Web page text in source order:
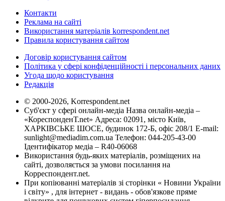
Контакти
Реклама на сайті
Використання матеріалів korrespondent.net
Правила користування сайтом
Договір користування сайтом
Політика у сфері конфіденційності і персональних даних
Угода щодо користування
Редакція
© 2000-2026, Korrespondent.net
Суб'єкт у сфері онлайн-медіа Назва онлайн-медіа –
«КореспонденТ.net» Адреса: 02091, місто Київ,
ХАРКІВСЬКЕ ШОСЕ, будинок 172-Б, офіс 208/1 E-mail:
sunlight@mediadim.com.ua Телефон: 044-205-43-00
Ідентифікатор медіа – R40-06068
Використання будь-яких матеріалів, розміщених на
сайті, дозволяється за умови посилання на
Корреспондент.net.
При копіюванні матеріалів зі сторінки « Новини України
і світу» , для інтернет - видань - обов'язкове пряме